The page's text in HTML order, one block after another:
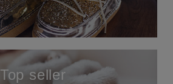
öffnen
Top seller